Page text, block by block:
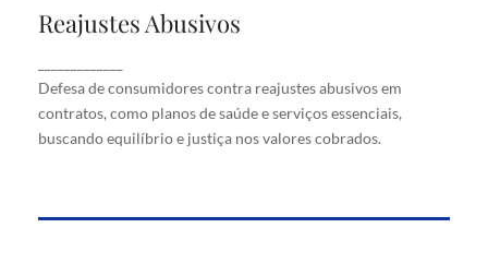
Reajustes Abusivos
Defesa de consumidores contra reajustes abusivos em
contratos, como planos de saúde e serviços essenciais,
buscando equilíbrio e justiça nos valores cobrados.
Reajustes Abusivos
em contratos, como planos de saúde e serviços
essenciais, buscando equilíbrio e justiça nos valores
cobrados.